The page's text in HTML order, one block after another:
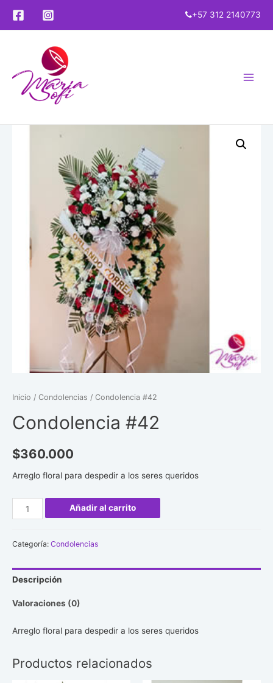
+57 312 2140773
Inicio / Condolencias / Condolencia #42
Condolencia #42
$360.000
Arreglo floral para despedir a los seres queridos
Condolencia
#42
Añadir al carrito
Categoría: Condolencias
Descripción
Valoraciones (0)
Arreglo floral para despedir a los seres queridos
Productos relacionados